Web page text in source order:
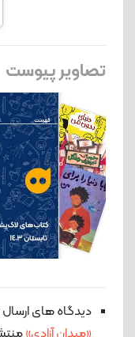
تصاویر پیوست
دیدگاه های